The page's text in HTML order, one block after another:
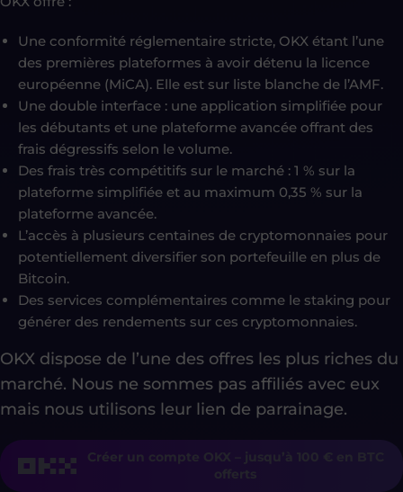
Une conformité réglementaire stricte, OKX étant l’une
des premières plateformes à avoir détenu la licence
européenne (MiCA). Elle est sur liste blanche de l’AMF.
Une double interface : une application simplifiée pour
les débutants et une plateforme avancée offrant des
frais dégressifs selon le volume.
Des frais très compétitifs sur le marché : 1 % sur la
plateforme simplifiée et au maximum 0,35 % sur la
plateforme avancée.
L’accès à plusieurs centaines de cryptomonnaies pour
potentiellement diversifier son portefeuille en plus de
Bitcoin.
Des services complémentaires comme le staking pour
générer des rendements sur ces cryptomonnaies.
OKX dispose de l’une des offres les plus riches du
marché. Nous ne sommes pas affiliés avec eux
mais nous utilisons leur lien de parrainage.
Créer un compte OKX – jusqu’à 100 € en BTC
offerts